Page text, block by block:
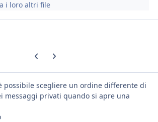
i loro altri file
Previous carousel slide
Next carousel slide
possibile scegliere un ordine differente di
messaggi privati quando si apre una